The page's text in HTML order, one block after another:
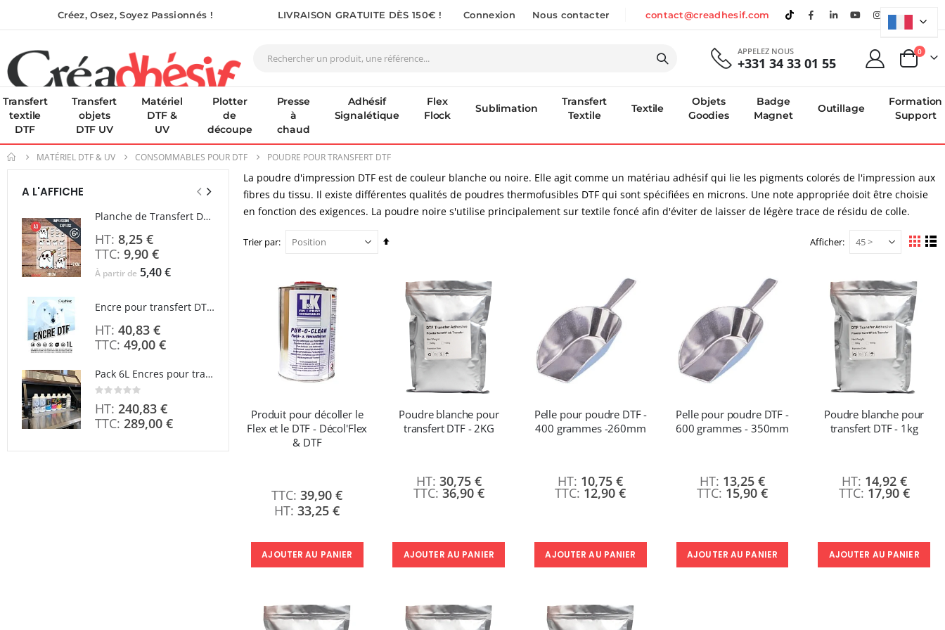
Créez, Osez, Soyez Passionnés ! LIVRAISON GRATUITE DÈS 150€ ! Connexion Nous contacter contact@creadhesif.com
APPELEZ NOUS
+331 34 33 01 55 Panier
0
Transfert
textile
DTF
Transfert
objets
DTF UV
Matériel
DTF &
UV
Plotter
de
découpe
Presse
à
chaud
Adhésif
Signalétique
Flex
Flock
Sublimation
Transfert
Textile
Textile
Objets
Goodies
Badge
Magnet
Outillage
Formation
Support
MATÉRIEL DTF & UV CONSOMMABLES POUR DTF POUDRE POUR TRANSFERT DTF
La poudre d'impression DTF est de couleur blanche ou noire. Elle agit comme un matériau adhésif qui lie les pigments colorés de l'impression aux
fibres du tissu. Il existe différentes qualités de poudres thermofusibles DTF qui sont spécifiées en microns. Une note appropriée doit être choisie
en fonction des exigences. La poudre noire s'utilise principalement sur textile foncé afin d'éviter de laisser de légère trace de résidu de colle.
Trier par
Par
Afficher
Afficher
Grille
Produit pour décoller le
Flex et le DTF - Décol'Flex
& DTF
39,90 €
33,25 €
AJOUTER AU PANIER
Poudre blanche pour
transfert DTF - 2KG
36,90 €
30,75 €
AJOUTER AU PANIER
Pelle pour poudre DTF -
400 grammes -260mm
12,90 €
10,75 €
AJOUTER AU PANIER
Pelle pour poudre DTF -
600 grammes - 350mm
15,90 €
13,25 €
AJOUTER AU PANIER
Poudre blanche pour
transfert DTF - 1kg
17,90 €
14,92 €
AJOUTER AU PANIER
A L'AFFICHE
Planche de Transfert DTF - Format A3 - 28 x 42 cm - Expédié en 6 heures
9,90 €
8,25 €
À partir de 5,40 €
Encre pour transfert DTF - 2eme Génération - Blanc - 1L
49,00 €
40,83 €
Pack 6L Encres pour transfert DTF avec solution de nettoyage
Rating:
0%
289,00 €
240,83 €
Planche de Transfert DTF UV - Format A3 - 27 x 42 cm
7,92 €
59,99 €
49,99 €
8 990,00 €
7 491,67 €
Formation en présentiel (demi-journée)
Rating:
0%
1 621,14 €
1 350,95 €